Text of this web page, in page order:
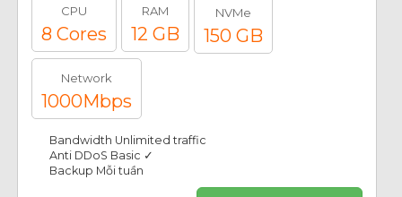
CPU
8 Cores
RAM
12 GB
NVMe
150 GB
Network
1000Mbps
Bandwidth Unlimited traffic
Anti DDoS Basic ✓
Backup Mỗi tuần